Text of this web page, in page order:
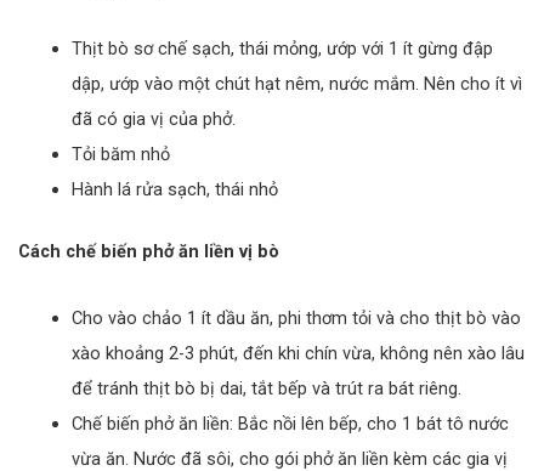
Thịt bò sơ chế sạch, thái mỏng, ướp với 1 ít gừng đập
dập, ướp vào một chút hạt nêm, nước mắm. Nên cho ít vì
đã có gia vị của phở.
Tỏi băm nhỏ
Hành lá rửa sạch, thái nhỏ
Cách chế biến phở ăn liền vị bò
Cho vào chảo 1 ít dầu ăn, phi thơm tỏi và cho thịt bò vào
xào khoảng 2-3 phút, đến khi chín vừa, không nên xào lâu
để tránh thịt bò bị dai, tắt bếp và trút ra bát riêng.
Chế biến phở ăn liền: Bắc nồi lên bếp, cho 1 bát tô nước
vừa ăn. Nước đã sôi, cho gói phở ăn liền kèm các gia vị